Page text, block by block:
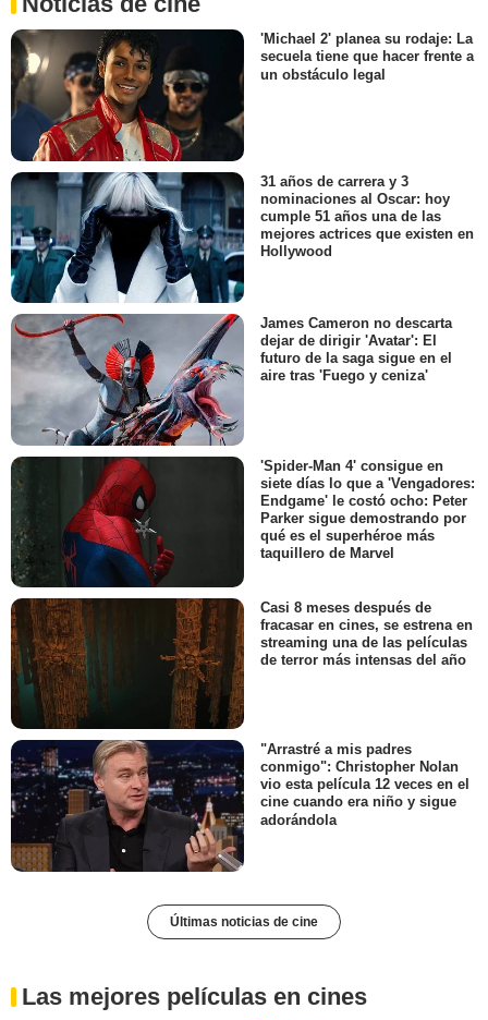
'Michael 2' planea su rodaje: La
secuela tiene que hacer frente a
un obstáculo legal
31 años de carrera y 3
nominaciones al Oscar: hoy
cumple 51 años una de las
mejores actrices que existen en
Hollywood
James Cameron no descarta
dejar de dirigir 'Avatar': El
futuro de la saga sigue en el
aire tras 'Fuego y ceniza'
'Spider-Man 4' consigue en
siete días lo que a 'Vengadores:
Endgame' le costó ocho: Peter
Parker sigue demostrando por
qué es el superhéroe más
taquillero de Marvel
Casi 8 meses después de
fracasar en cines, se estrena en
streaming una de las películas
de terror más intensas del año
"Arrastré a mis padres
conmigo": Christopher Nolan
vio esta película 12 veces en el
cine cuando era niño y sigue
adorándola
Últimas noticias de cine
Las mejores películas en cines